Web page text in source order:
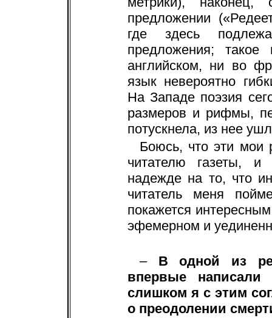
предложении
где здесь
предложения;
английском, ни во
язык невероятно
На Западе поэзия
размеров и рифмы,
потускнела, из нее
Боюсь, что эти мои
читателю газеты,
надежде на то, что
читатель меня
покажется
эфемерном и
– В одной из
впервые
слишком я с этим
о преодолении